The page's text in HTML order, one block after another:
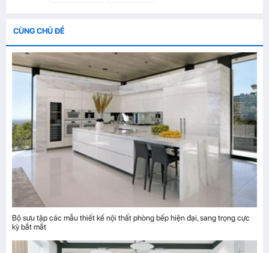
CÙNG CHỦ ĐỀ
Bộ sưu tập các mẫu thiết kế nội thất phòng bếp hiện đại, sang trọng cực
kỳ bắt mắt